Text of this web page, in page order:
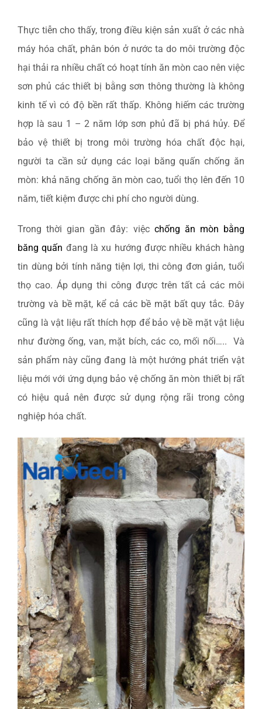
Thực tiễn cho thấy, trong điều kiện sản xuất ở các nhà
máy hóa chất, phân bón ở nước ta do môi trường độc
hại thải ra nhiều chất có hoạt tính ăn mòn cao nên việc
sơn phủ các thiết bị bằng sơn thông thường là không
kinh tế vì có độ bền rất thấp. Không hiếm các trường
hợp là sau 1 – 2 năm lớp sơn phủ đã bị phá hủy. Để
bảo vệ thiết bị trong môi trường hóa chất độc hại,
người ta cần sử dụng các loại băng quấn chống ăn
mòn: khả năng chống ăn mòn cao, tuổi thọ lên đến 10
năm, tiết kiệm được chi phí cho người dùng.
Trong thời gian gần đây: việc chống ăn mòn bằng
băng quấn đang là xu hướng được nhiều khách hàng
tin dùng bởi tính năng tiện lợi, thi công đơn giản, tuổi
thọ cao. Áp dụng thi công được trên tất cả các môi
trường và bề mặt, kể cả các bề mặt bất quy tắc. Đây
cũng là vật liệu rất thích hợp để bảo vệ bề mặt vật liệu
như đường ống, van, mặt bích, các co, mối nối….. Và
sản phẩm này cũng đang là một hướng phát triển vật
liệu mới với ứng dụng bảo vệ chống ăn mòn thiết bị rất
có hiệu quả nên được sử dụng rộng rãi trong công
nghiệp hóa chất.